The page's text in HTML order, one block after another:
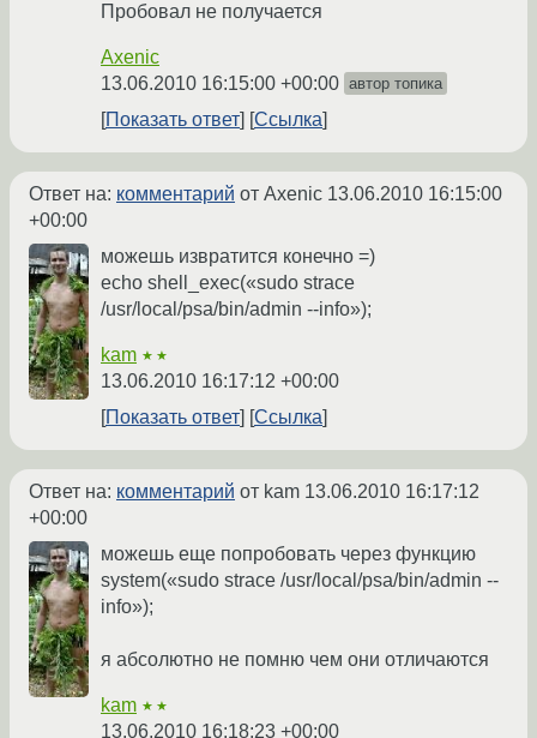
Пробовал не получается
Axenic
13.06.2010 16:15:00 +00:00 автор топика
Показать ответ Ссылка
Ответ на: комментарий от Axenic 13.06.2010 16:15:00
+00:00
можешь извратится конечно =)
echo shell_exec(«sudo strace
/usr/local/psa/bin/admin --info»);
kam ★★
13.06.2010 16:17:12 +00:00
Показать ответ
Ссылка
Ответ на: комментарий от kam 13.06.2010 16:17:12
+00:00
можешь еще попробовать через функцию
system(«sudo strace /usr/local/psa/bin/admin --
info»);
я абсолютно не помню чем они отличаются
kam ★★
13.06.2010 16:18:23 +00:00